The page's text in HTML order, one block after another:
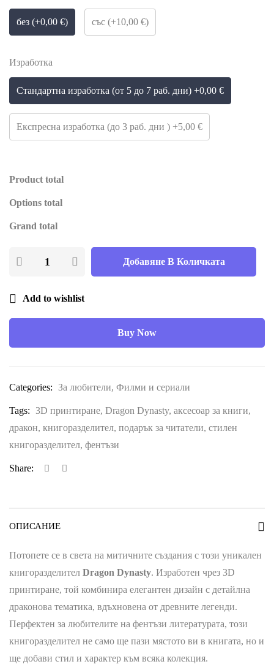
без (+0,00 €) със (+10,00 €)
Изработка
Стандартна изработка (от 5 до 7 раб. дни) +0,00 €
Експресна изработка (до 3 раб. дни ) +5,00 €
Product total
Options total
Grand total
Добавяне В Количката
Add to wishlist
Buy Now
Categories: За любители, Филми и сериали
Tags: 3D принтиране, Dragon Dynasty, аксесоар за книги,
дракон, книгоразделител, подарък за читатели, стилен
книгоразделител, фентъзи
Share:
ОПИСАНИЕ
Потопете се в света на митичните създания с този уникален
книгоразделител Dragon Dynasty. Изработен чрез 3D
принтиране, той комбинира елегантен дизайн с детайлна
драконова тематика, вдъхновена от древните легенди.
Перфектен за любителите на фентъзи литературата, този
книгоразделител не само ще пази мястото ви в книгата, но и
ще добави стил и характер към всяка колекция.